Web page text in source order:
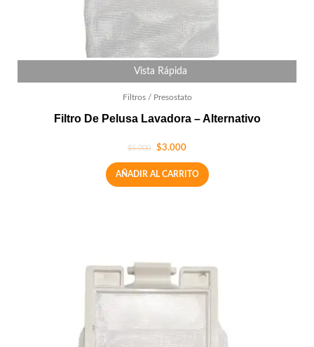
Vista Rápida
Filtros / Presostato
Filtro De Pelusa Lavadora – Alternativo
$5.000 $3.000
AÑADIR AL CARRITO